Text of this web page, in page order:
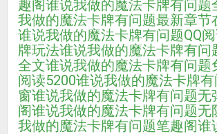
趣阁谁说我做的魔法卡牌有问题
我做的魔法卡牌有问题最新章节
谁说我做的魔法卡牌有问题QQ
牌玩法谁说我做的魔法卡牌有问
全文谁说我做的魔法卡牌有问题
阅读5200谁说我做的魔法卡牌
窗谁说我做的魔法卡牌有问题无
阁谁说我做的魔法卡牌有问题无
我做的魔法卡牌有问题笔趣阁谁